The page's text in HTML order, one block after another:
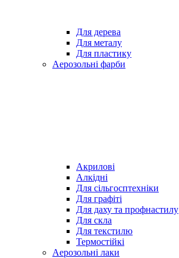
Для дерева
Для металу
Для пластику
Аерозольні фарби
Акрилові
Алкідні
Для cільгосптехніки
Для графіті
Для даху та профнастилу
Для скла
Для текстилю
Термостійкі
Аерозольні лаки